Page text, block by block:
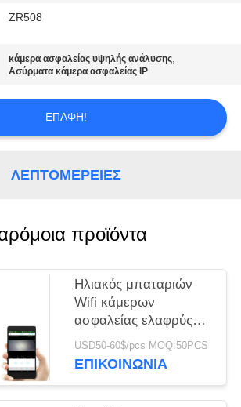
ZR508
κάμερα ασφαλείας υψηλής ανάλυσης,
Ασύρματα κάμερα ασφαλείας IP
ΕΠΑΦΉ!
ΛΕΠΤΟΜΈΡΕΙΕΣ
προϊόντα
Ηλιακός μπαταριών
Wifi κάμερων
ασφαλείας ελαφρύς
τύπος CCTV IP
Ourdoor αδιάβροχος
USD50-60$/pcs MOQ:50PCS
ΕΠΙΚΟΙΝΩΝΊΑ